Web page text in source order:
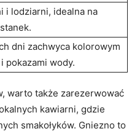
i lodziarni, idealna na
dni ⁢zachwyca ‌kolorowym
pokazami wody.
warto także zarezerwować
kawiarni,‌ gdzie
smakołyków. Gniezno to